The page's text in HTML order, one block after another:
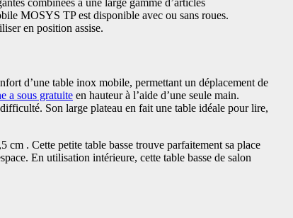
MOSYS TP est disponible avec ou sans roues.
en position assise.
d’une table inox mobile, permettant un déplacement de
a sous gratuite en hauteur à l’aide d’une seule main.
Son large plateau en fait une table idéale pour lire,
cm . Cette petite table basse trouve parfaitement sa place
En utilisation intérieure, cette table basse de salon